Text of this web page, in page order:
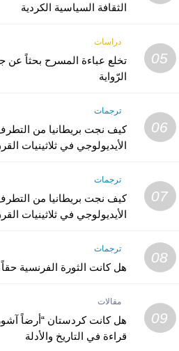
الثقافة السياسية الكردية
05
دراسات
تخلع عباءة المسرح بحثاً عن
الرّواية
06
ترجمات
كيف نجت بريطانيا من
الأيديولوجي في ثلاثينيات
07
ترجمات
كيف نجت بريطانيا من
الأيديولوجي في ثلاثينيات
08
ترجمات
هل كانت الثورة الفرنسية
09
مقالات
هل كانت كردستان “أرضاً
قراءة في التاريخ والأدلة